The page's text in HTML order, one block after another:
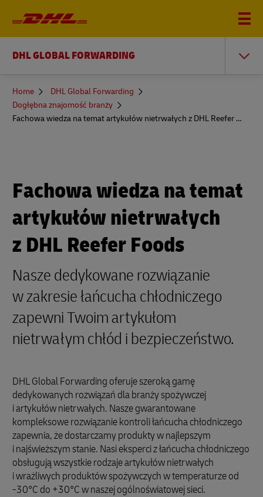
DHL GLOBAL FORWARDING
You
here
Home
DHL Global Forwarding
Dogłębna znajomość branży
Fachowa wiedza na temat artykułów nietrwałych z DHL Reefer Foods
Fachowa wiedza na temat
artykułów nietrwałych
z DHL Reefer Foods
Nasze dedykowane rozwiązanie
w zakresie łańcucha chłodniczego
zapewni Twoim artykułom
nietrwałym chłód i bezpieczeństwo.
DHL Global Forwarding oferuje szeroką gamę
dedykowanych rozwiązań dla branży spożywczej
i artykułów nietrwałych. Nasze gwarantowane
kompleksowe rozwiązanie kontroli łańcucha chłodniczego
zapewnia, że dostarczamy produkty w najlepszym
i najświeższym stanie. Nasi eksperci z łańcucha chłodniczego
obsługują wszystkie rodzaje artykułów nietrwałych
i wrażliwych produktów spożywczych w temperaturze od
-30°C do +30°C w naszej ogólnoświatowej sieci.